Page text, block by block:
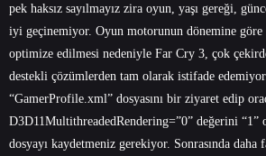
pek haksız sayılmayız zira oyun, yaşı gereği,
iyi geçinemiyor. Oyun motorunun dönemine göre
optimize edilmesi nedeniyle Far Cry 3, çok
destekli çözümlerden tam olarak istifade
“GamerProfile.xml” dosyasını bir ziyaret edip
D3D11MultithreadedRendering=”0” değerini
dosyayı kaydetmeniz gerekiyor. Sonrasında daha